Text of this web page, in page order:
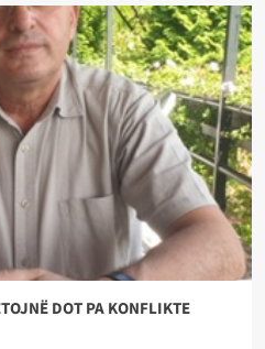
DOT PA KONFLIKTE